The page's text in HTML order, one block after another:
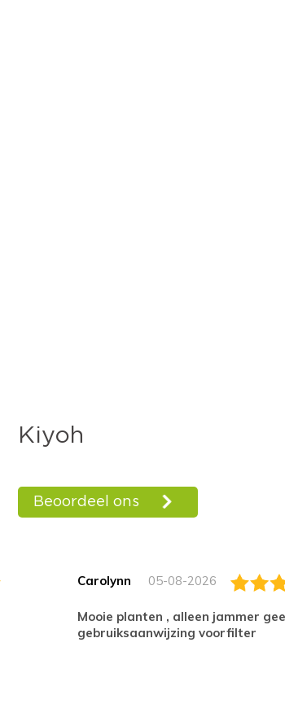
Carolynn 05-08-2026
Mooie planten , alleen jammer geen
gebruiksaanwijzing voorfilter